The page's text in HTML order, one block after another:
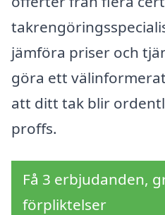
jämföra priser och
göra ett
att ditt tak blir
proffs.
Få 3 erbjudanden,
förpliktelser